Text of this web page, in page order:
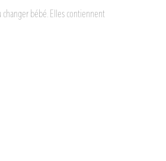
bébé. Elles contiennent